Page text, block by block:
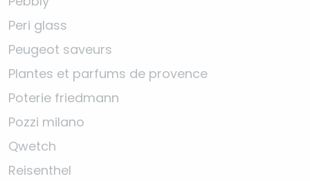
Peri glass
Peugeot saveurs
Plantes et parfums de provence
Poterie friedmann
Pozzi milano
Qwetch
Reisenthel